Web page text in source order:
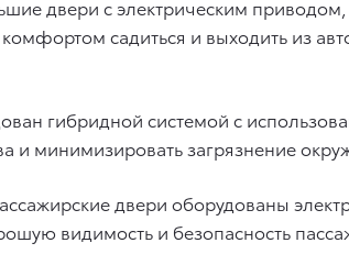
двери с электрическим
садиться и выходить из
гибридной системой с
и минимизировать загрязнение
двери оборудованы
видимость и безопасность